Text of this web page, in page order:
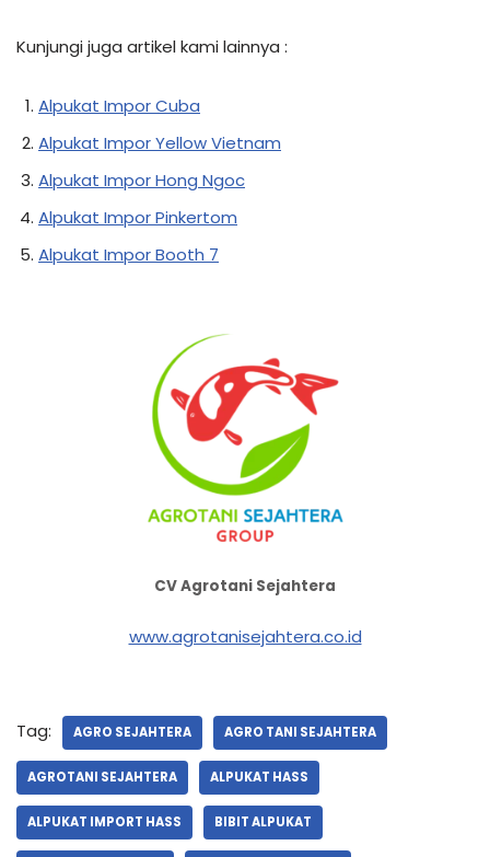
Kunjungi juga artikel kami lainnya :
Alpukat Impor Cuba
Alpukat Impor Yellow Vietnam
Alpukat Impor Hong Ngoc
Alpukat Impor Pinkertom
Alpukat Impor Booth 7
CV Agrotani Sejahtera
www.agrotanisejahtera.co.id
Tag: AGRO SEJAHTERA AGRO TANI SEJAHTERA
AGROTANI SEJAHTERA ALPUKAT HASS
ALPUKAT IMPORT HASS BIBIT ALPUKAT